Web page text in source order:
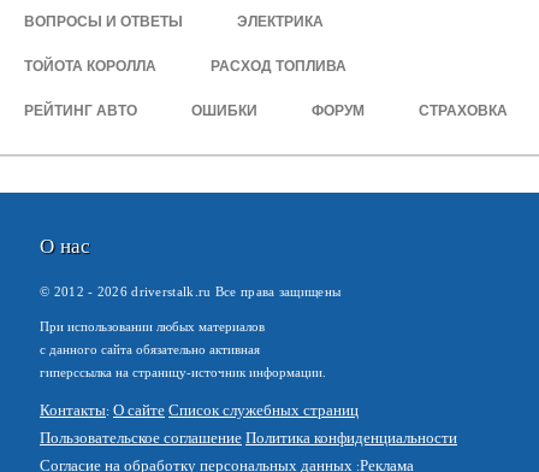
ВОПРОСЫ И ОТВЕТЫ ЭЛЕКТРИКА
ТОЙОТА КОРОЛЛА РАСХОД ТОПЛИВА
РЕЙТИНГ АВТО ОШИБКИ ФОРУМ СТРАХОВКА
О нас
© 2012 - 2026driverstalk.ru Все права защищены
При использовании любых материалов
с данного сайта обязательно активная
гиперссылка на страницу-источник информации.
Контакты О сайте Список служебных страниц
Пользовательское соглашение Политика конфиденциальности
Согласие на обработку персональных данных Реклама